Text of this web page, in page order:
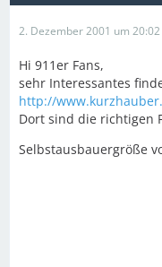
2. Dezember 2001 um 20:02
Hi 911er Fans,
sehr Interessantes
http://
Dort sind die richtigen
Selbstausbauergröße